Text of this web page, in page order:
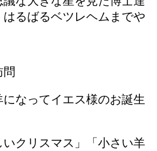
るばるベツレヘムまでや
になってイエス様のお誕生
クリスマス」「小さい羊